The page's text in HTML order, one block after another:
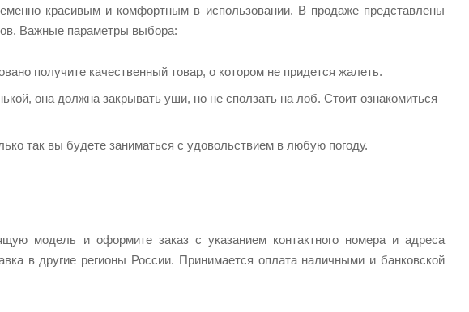
красивым и комфортным в использовании. В продаже представлены
Важные параметры выбора:
получите качественный товар, о котором не придется жалеть.
она должна закрывать уши, но не сползать на лоб. Стоит ознакомиться
так вы будете заниматься с удовольствием в любую погоду.
модель и оформите заказ с указанием контактного номера и адреса
в другие регионы России. Принимается оплата наличными и банковской